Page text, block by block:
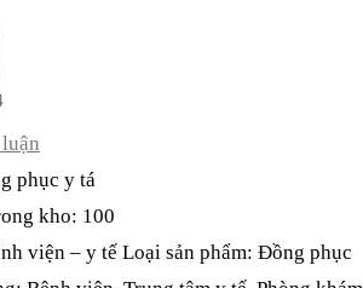
phục y tá
kho: 100
viện – y tế Loại sản phẩm: Đồng phục